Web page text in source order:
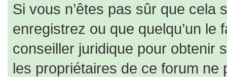
Si vous n’êtes pas sûr que cela
enregistrez ou que quelqu’un
conseiller juridique pour obtenir
les propriétaires de ce forum